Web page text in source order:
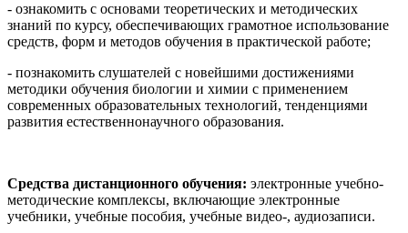
- ознакомить с основами теоретических и методических
знаний по курсу, обеспечивающих грамотное использование
средств, форм и методов обучения в практической работе;
- познакомить слушателей с новейшими достижениями
методики обучения биологии и химии с применением
современных образовательных технологий, тенденциями
развития естественнонаучного образования.
Средства дистанционного обучения: электронные учебно-
методические комплексы, включающие электронные
учебники, учебные пособия, учебные видео-, аудиозаписи.